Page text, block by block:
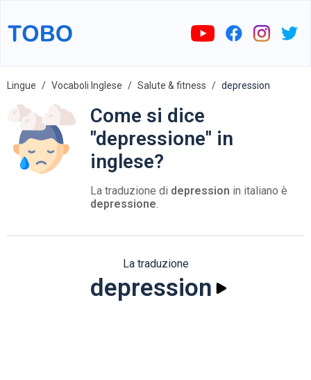
Lingue Vocaboli Inglese Salute & fitness depression
Come si dice
"depressione" in
inglese?
La traduzione di depression in italiano è
depressione.
La traduzione
depression